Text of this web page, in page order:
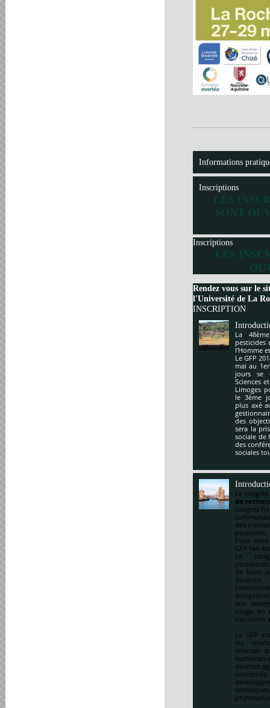
Informations
Inscriptions
LES
SONT
Inscriptions
LES
Rendez vous sur le
l'Université de La
INSCRIPTION
La
pesticides
l’Homme
Le GFP
mai au
jours se
Sciences
Limoges
le 3ème
plus axé
des
sera la
sociale de
des
sociales
Le
de
congrès
des
pesticides.
Pour
GFP fait
Le
de leurs
devenirs,
aux
usage, en
transition
Le GFP
les
sciences
humaines
diverses